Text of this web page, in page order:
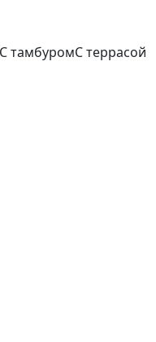
С тамбуромС террасой